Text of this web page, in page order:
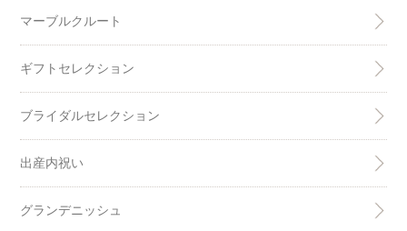
マーブルクルート
ギフトセレクション
ブライダルセレクション
出産内祝い
グランデニッシュ